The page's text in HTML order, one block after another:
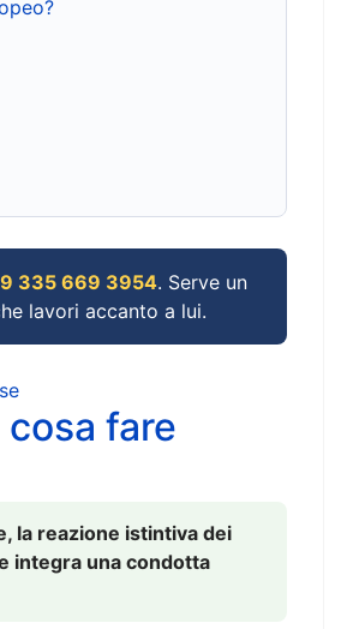
335 669 3954. Serve un
lavori accanto a lui.
fare
la reazione istintiva dei
integra una condotta